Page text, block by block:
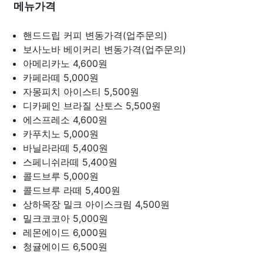
메뉴가격
핸드드립 커피 변동가격(업주문의)
보사노바 베이커리 변동가격(업주문의)
아메리카노 4,600원
카페라떼 5,000원
자몽피치 아이스티 5,500원
디카페인 브라질 산토스 5,500원
에스프레소 4,600원
카푸치노 5,000원
바닐라라떼 5,400원
스페니쉬라떼 5,400원
콜드브루 5,000원
콜드브루 라떼 5,400원
상하목장 밀크 아이스크림 4,500원
밀크코코아 5,000원
레몬에이드 6,000원
청귤에이드 6,500원